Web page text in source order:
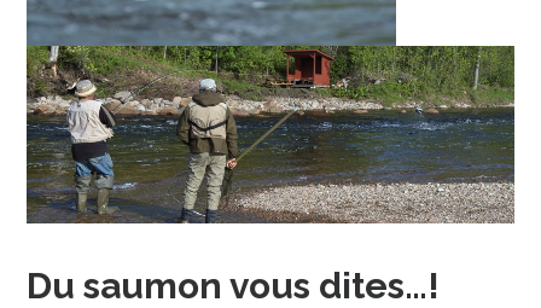
Du saumon vous dites…!